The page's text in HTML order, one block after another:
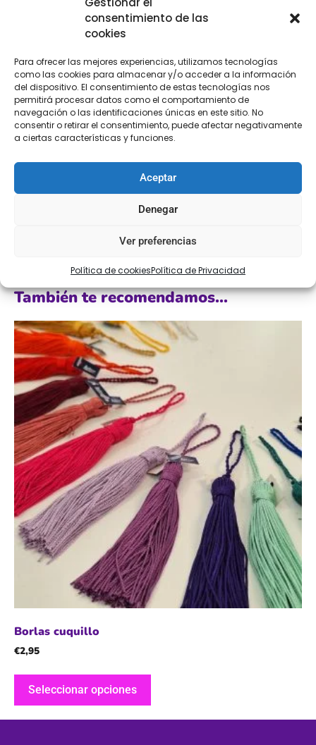
consentimiento de las
cookies
Para ofrecer las mejores experiencias, utilizamos tecnologías
como las cookies para almacenar y/o acceder a la información
del dispositivo. El consentimiento de estas tecnologías nos
permitirá procesar datos como el comportamiento de
navegación o las identificaciones únicas en este sitio. No
consentir o retirar el consentimiento, puede afectar negativamente
a ciertas características y funciones.
Aceptar
Denegar
Ver preferencias
Política de cookiesPolítica de Privacidad
Descripción
Encaje de guipur en entredos
Art. 908201
Color – fucsia/naranja/lila/buganvilla/rosa/ amarillo/ rojo/
Tamaño 100 mm aprox.
También te recomendamos…
Borlas cuquillo
€2,95
Seleccionar opciones